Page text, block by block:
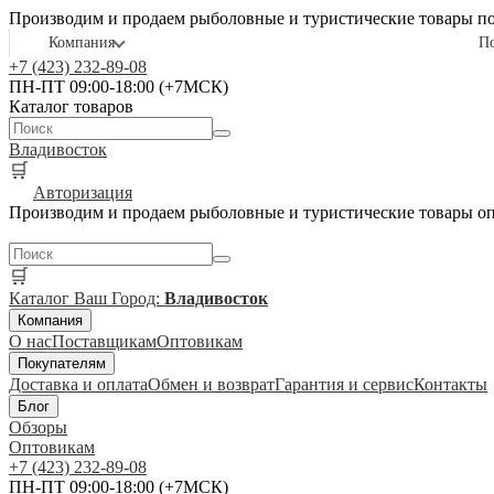
Производим и продаем рыболовные и туристические товары
Компания
+7 (423) 232-89-08
ПН-ПТ 09:00-18:00 (+7МСК)
Каталог товаров
Владивосток
🛒
Авторизация
Производим и продаем рыболовные и туристические товары
🛒
Каталог Ваш Город: Владивосток
Компания
О насПоставщикамОптовикам
Покупателям
Доставка и оплатаОбмен и возвратГарантия и сервисКонтакты
Блог
Обзоры
Оптовикам
+7 (423) 232-89-08
ПН-ПТ 09:00-18:00 (+7МСК)